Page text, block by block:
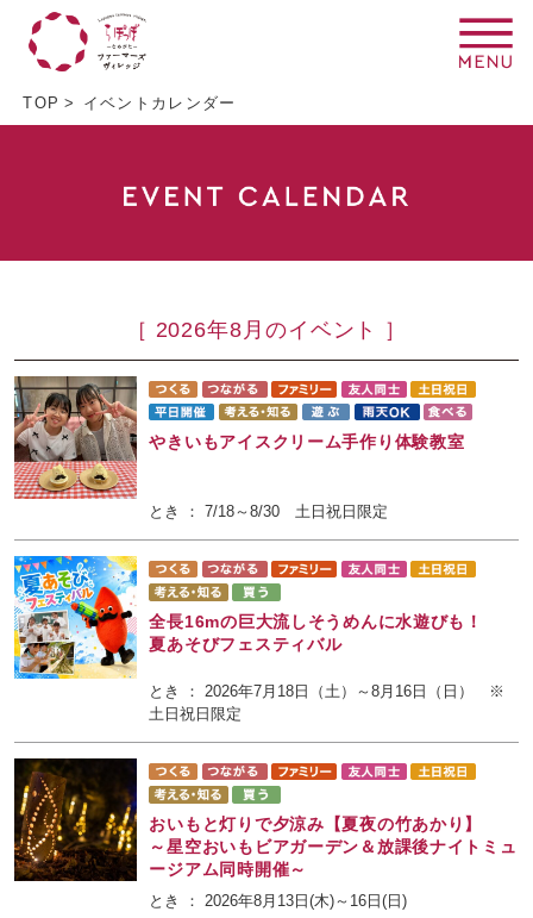
TOP イベントカレンダー
［ 2026年8月のイベント ］
やきいもアイスクリーム手作り体験教室
とき ： 7/18～8/30 土日祝日限定
全長16mの巨大流しそうめんに水遊びも！
夏あそびフェスティバル
とき ： 2026年7月18日（土）～8月16日（日） ※
土日祝日限定
おいもと灯りで夕涼み【夏夜の竹あかり】
～星空おいもビアガーデン＆放課後ナイトミュ
ージアム同時開催～
とき ： 2026年8月13日(木)～16日(日)